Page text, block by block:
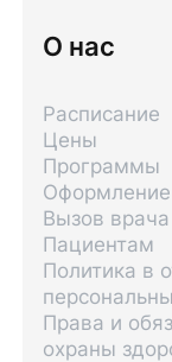
О нас
Расписание
Цены
Программы
Оформление
Вызов
Пациентам
Политика в
Права и
охраны